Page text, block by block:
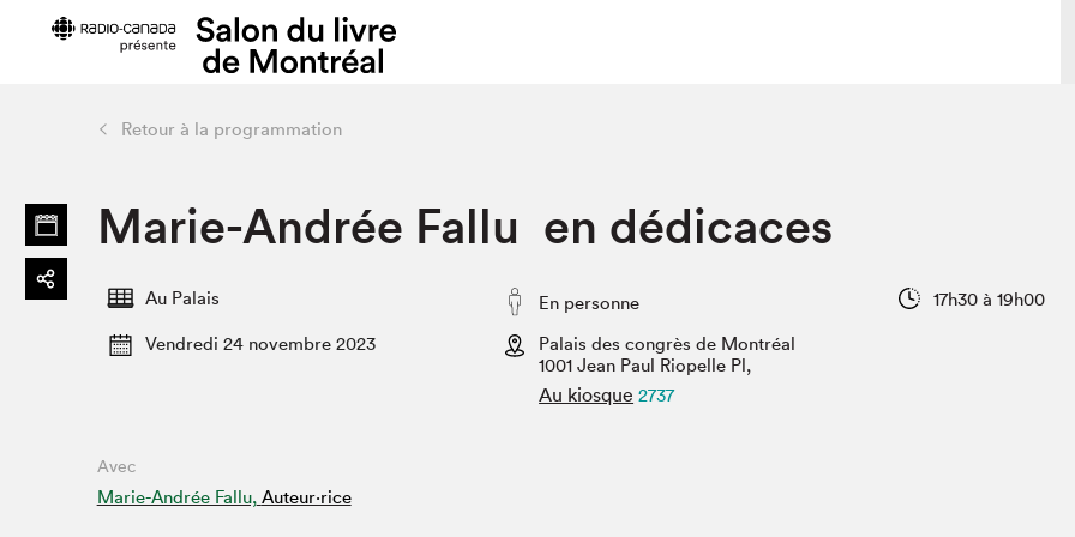
Horaires et tarifs
Se rendre au Salon
Restauration
Programmation
SLM PRO
Liste des exposant·e·s
Liste des auteur·rice·s
Programmation dans la ville
Vidéos et balados
Projets partenaires
Retour à la programmation
Marie-Andrée Fallu en dédicaces
Au Palais En personne
17h30 à 19h00
Vendredi 24 novembre 2023
Palais des congrès de Montréal
1001 Jean Paul Riopelle Pl,
Au kiosque 2737
Avec
Marie-Andrée Fallu, Auteur·rice